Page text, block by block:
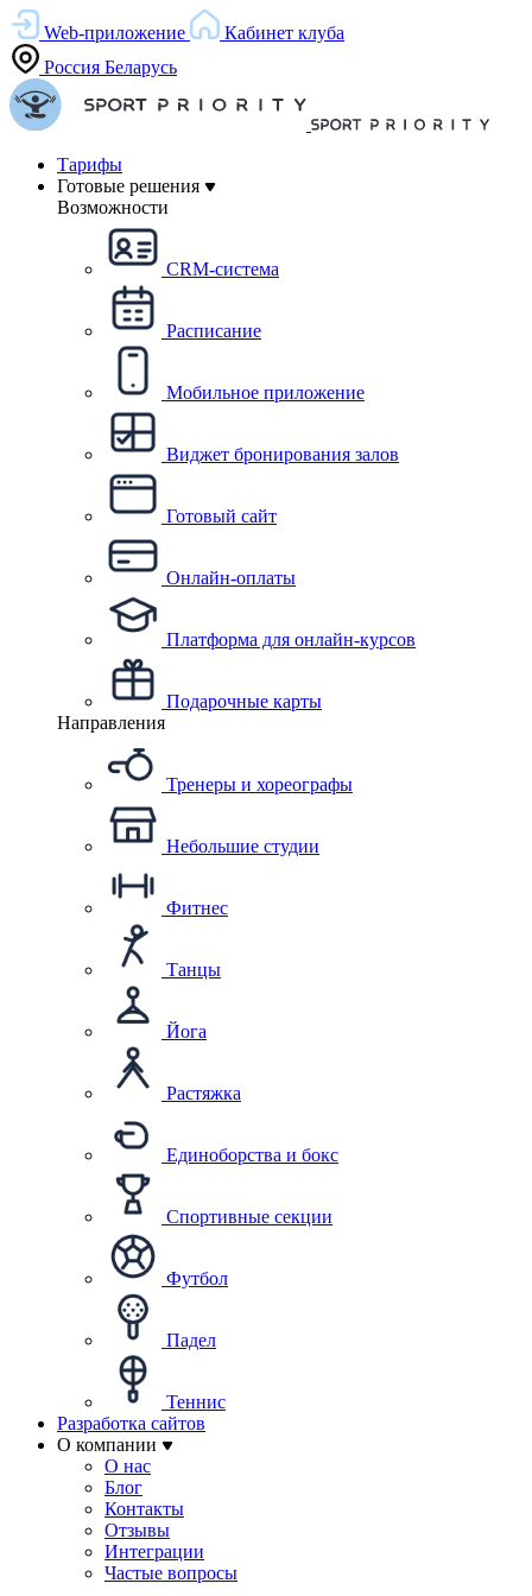
Web-приложение
Кабинет клуба
Россия Беларусь
Тарифы
Готовые решения
Возможности
CRM-система
Расписание
Мобильное приложение
Виджет бронирования залов
Готовый сайт
Онлайн-оплаты
Платформа для онлайн-курсов
Подарочные карты
Направления
Тренеры и хореографы
Небольшие студии
Фитнес
Танцы
Йога
Растяжка
Единоборства и бокс
Спортивные секции
Футбол
Падел
Теннис
Разработка сайтов
О компании
О нас
Блог
Контакты
Отзывы
Интеграции
Частые вопросы